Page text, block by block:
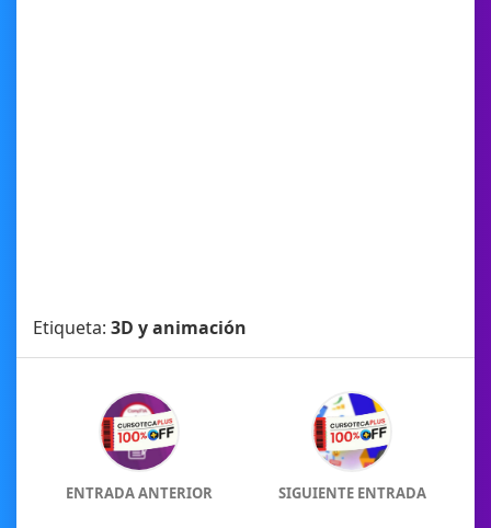
Etiqueta: 3D y animación
ENTRADA ANTERIOR SIGUIENTE ENTRADA